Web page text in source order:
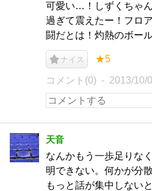
可愛い…！しずくちゃ
過ぎて震えたー！フロ
闘だとは！灼熱のボー
ナイス ★5
コメント(0) 2013/10/
天音
なんかもう一歩足りな
明できない。何かが分
もっと話が集中しない